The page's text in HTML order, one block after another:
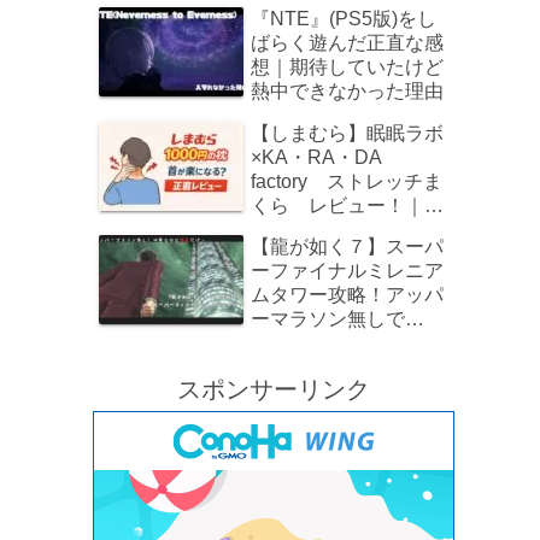
『NTE』(PS5版)をし
ばらく遊んだ正直な感
想｜期待していたけど
熱中できなかった理由
【しまむら】眠眠ラボ
×KA・RA・DA
factory ストレッチま
くら レビュー！｜
ックをじんわりケア
【龍が如く７】スーパ
ーファイナルミレニア
ムタワー攻略！アッパ
ーマラソン無しで
スポンサーリンク